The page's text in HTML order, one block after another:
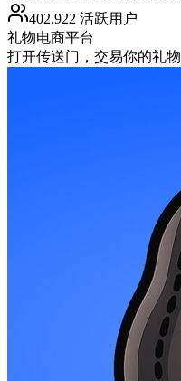
402,922 活跃用户
礼物电商平台
打开传送门，交易你的礼物